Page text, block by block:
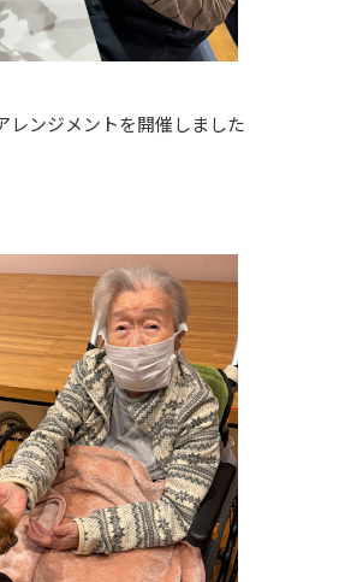
ンジメントを開催しました